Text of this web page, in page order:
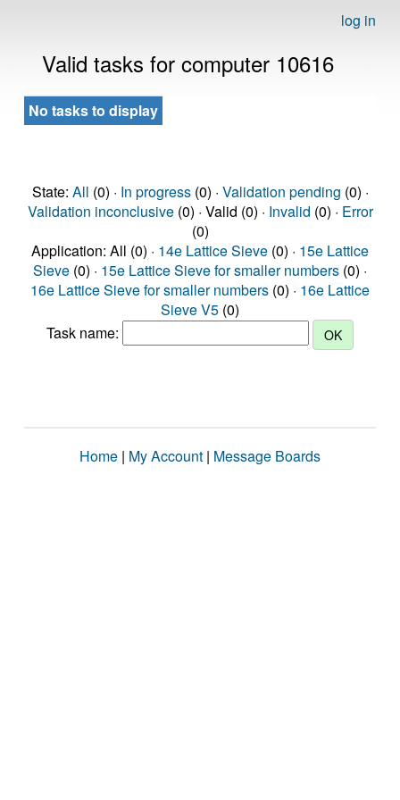
log in
Valid tasks for computer 10616
No tasks to display
State: All (0) · In progress(0) · Validation pending (0) ·
Validation inconclusive(0) · Valid (0) · Invalid (0) · Error
(0)
Application: All (0) · 14e Lattice Sieve (0) · 15e Lattice
Sieve (0) · 15e Lattice Sieve for smaller numbers (0) ·
16e Lattice Sieve for smaller numbers (0) · 16e Lattice
Sieve V5 (0)
Task name:
Home | My Account | Message Boards